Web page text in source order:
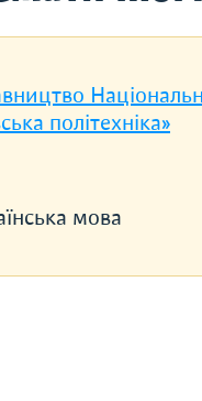
політехніка»
мова